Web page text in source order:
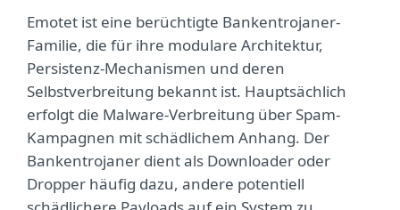
Emotet ist eine berüchtigte Bankentrojaner-
Familie, die für ihre modulare Architektur,
Persistenz-Mechanismen und deren
Selbstverbreitung bekannt ist. Hauptsächlich
erfolgt die Malware-Verbreitung über Spam-
Kampagnen mit schädlichem Anhang. Der
Bankentrojaner dient als Downloader oder
Dropper häufig dazu, andere potentiell